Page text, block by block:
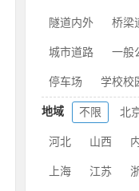
隧道内外 桥梁
城市道路 一般
停车场 学校校
地域 不限 北
河北 山西
上海 江苏